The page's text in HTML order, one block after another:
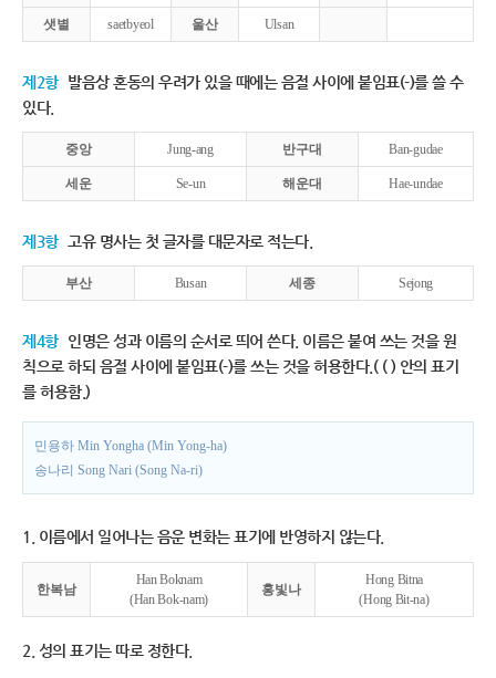
샛별 saetbyeol 울산 Ulsan
제2항 발음상 혼동의 우려가 있을 때에는 음절 사이에 붙임표(-)를 쓸 수
있다.
중앙 Jung-ang 반구대 Ban-gudae
세운 Se-un 해운대 Hae-undae
제3항 고유 명사는 첫 글자를 대문자로 적는다.
부산 Busan 세종 Sejong
제4항 인명은 성과 이름의 순서로 띄어 쓴다. 이름은 붙여 쓰는 것을 원
칙으로 하되 음절 사이에 붙임표(-)를 쓰는 것을 허용한다.( ( ) 안의 표기
를 허용함.)
민용하 Min Yongha (Min Yong-ha)
송나리 Song Nari (Song Na-ri)
1. 이름에서 일어나는 음운 변화는 표기에 반영하지 않는다.
한복남
Han Boknam
(Han Bok-nam)
홍빛나
Hong Bitna
(Hong Bit-na)
2. 성의 표기는 따로 정한다.